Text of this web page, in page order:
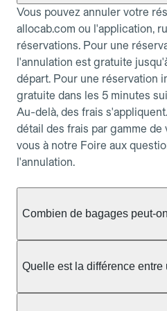
Vous pouvez annuler votre
allocab.com ou l'application,
réservations. Pour une
l'annulation est gratuite
départ. Pour une réservation
gratuite dans les 5 minutes
Au-delà, des frais
détail des frais par gamme
vous à notre Foire aux
l'annulation.
Combien de bagages peut-
taxi berline accueille en
ou nombreux, précisez-le
Quelle est la différence entre